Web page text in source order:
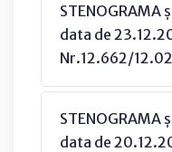
data de
Nr.12.662/
data de